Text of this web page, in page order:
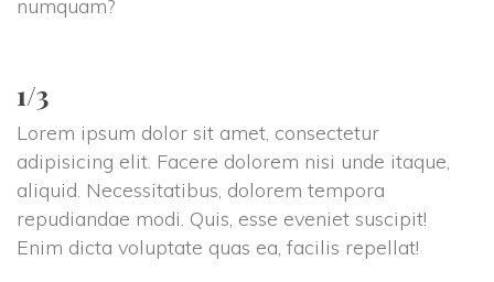
numquam?
1/3
Lorem ipsum dolor sit amet, consectetur
adipisicing elit. Facere dolorem nisi unde itaque,
aliquid. Necessitatibus, dolorem tempora
repudiandae modi. Quis, esse eveniet suscipit!
Enim dicta voluptate quas ea, facilis repellat!